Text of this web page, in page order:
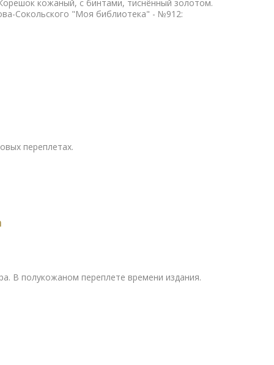
кожаный, с бинтами, тиснённый золотом.
Сокольского "Моя библиотека" - №912:
переплетах.
В полукожаном переплете времени издания.